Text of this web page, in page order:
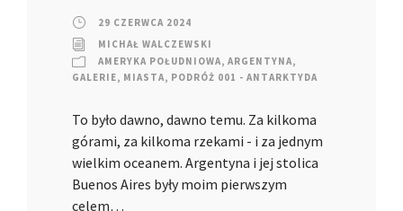
29 CZERWCA 2024
MICHAŁ WALCZEWSKI
AMERYKA POŁUDNIOWA, ARGENTYNA,
GALERIE, MIASTA, PODRÓŻ 001 - ANTARKTYDA
To było dawno, dawno temu. Za kilkoma
górami, za kilkoma rzekami - i za jednym
wielkim oceanem. Argentyna i jej stolica
Buenos Aires były moim pierwszym
celem…